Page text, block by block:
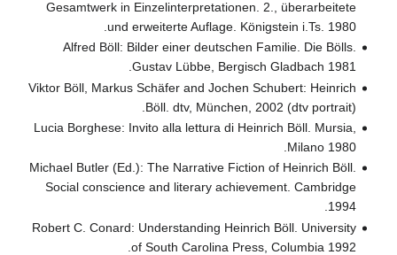
Gesamtwerk in Einzelinterpretationen. 2., überarbeitete
und erweiterte Auflage. Königstein i.Ts. 1980.
Alfred Böll: Bilder einer deutschen Familie. Die Bölls.
Gustav Lübbe, Bergisch Gladbach 1981.
Viktor Böll, Markus Schäfer and Jochen Schubert: Heinrich
Böll. dtv, München, 2002 (dtv portrait).
Lucia Borghese: Invito alla lettura di Heinrich Böll. Mursia,
Milano 1980.
Michael Butler (Ed.): The Narrative Fiction of Heinrich Böll.
Social conscience and literary achievement. Cambridge
1994.
Robert C. Conard: Understanding Heinrich Böll. University
of South Carolina Press, Columbia 1992.